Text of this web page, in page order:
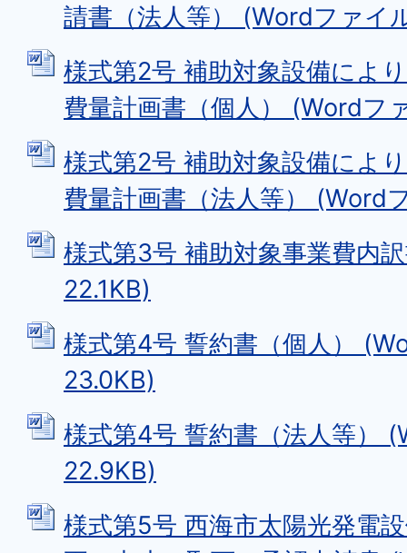
請書（法人等） (Wordファイ
様式第2号 補助対象設備によ
費量計画書（個人） (Wordフ
様式第2号 補助対象設備によ
費量計画書（法人等） (Word
様式第3号 補助対象事業費内
22.1KB)
様式第4号 誓約書（個人）
23.0KB)
様式第4号 誓約書（法人等）
22.9KB)
様式第5号 西海市太陽光発電